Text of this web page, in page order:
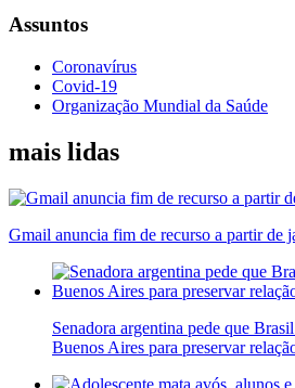
Assuntos
Coronavírus
Covid-19
Organização Mundial da Saúde
mais lidas
Gmail anuncia fim de recurso a partir de
Senadora argentina pede que
Buenos Aires para preservar